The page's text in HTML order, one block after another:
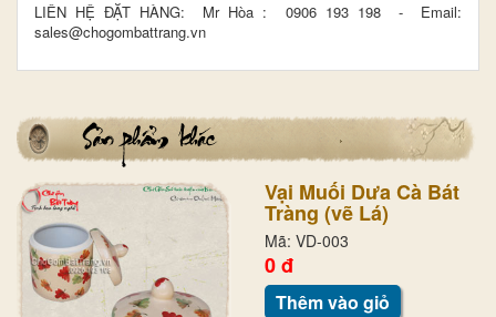
LIÊN HỆ ĐẶT HÀNG: Mr Hòa : 0906 193 198- Email:
sales@chogombattrang.vn
Vại Muối Dưa Cà Bát
Tràng (vẽ Lá)
Mã: VD-003
0 đ
Thêm vào giỏ